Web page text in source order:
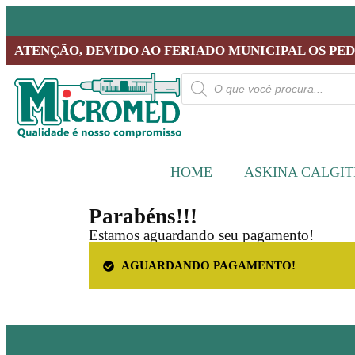
ATENÇÃO, DEVIDO AO FERIADO MUNICIPAL OS
HOME ASKINA
Parabéns!!!
Estamos aguardando seu pagamento!
AGUARDANDO PAGAMENTO!